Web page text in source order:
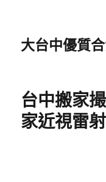
大台中優質
台中搬家
家近視雷